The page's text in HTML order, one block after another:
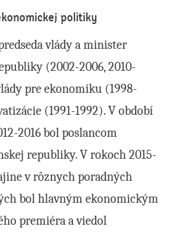
politiky
vlády a minister
(2002-2006, 2010-
pre ekonomiku (1998-
(1991-1992). V období
2016 bol poslancom
republiky. V rokoch 2015-
v rôznych poradných
bol hlavným ekonomickým
premiéra a viedol